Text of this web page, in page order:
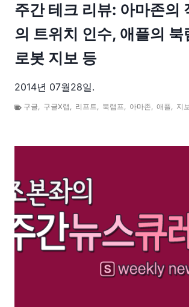
주간 테크 리뷰: 아마존의
의 트위치 인수, 애플의 북
로봇 지보 등
2014년 07월28일.
구글, 구글X랩, 리프트, 북램프, 아마존, 애플, 지